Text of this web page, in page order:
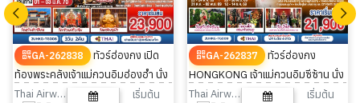
GA-262838
ทัวร์ฮ่องกง เปิด
ท้องพระคลังเจ้าแม่กวนอิมฮ่องฮำ นั่ง
กระเช้านองปิง 3 วัน 2 คืน
Thai Airways
เริ่มต้น
GA-262837
ทัวร์ฮ่องกง
HONGKONG เจ้าแม่กวนอิมซีซ้าน นั่ง
กระเช้านองปิง ขอพรด้วยศรัทธา เติม
Thai Airways
เริ่มต้น